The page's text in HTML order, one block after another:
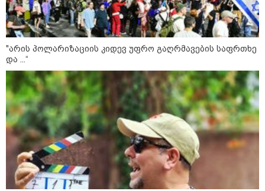
14 გარდაცვლილი, 22
დაშავებული, მასშტაბური
ხანძარი - რუსეთმა კიევზე
იერიში ბალისტიკური
რაკეტებით მიიტანა
14:13 / 04-08-2026
მორიგი თავდასხმა რუსეთში,
ნავთობგადამამუშავებელ
ქარხანაზე - რა დეტალებია
ცნობილი
კატეგორიის ყველა სიახლე
"არის პოლარიზაციის კიდევ უფრო გაღრმავების საფრთხე
და ...“